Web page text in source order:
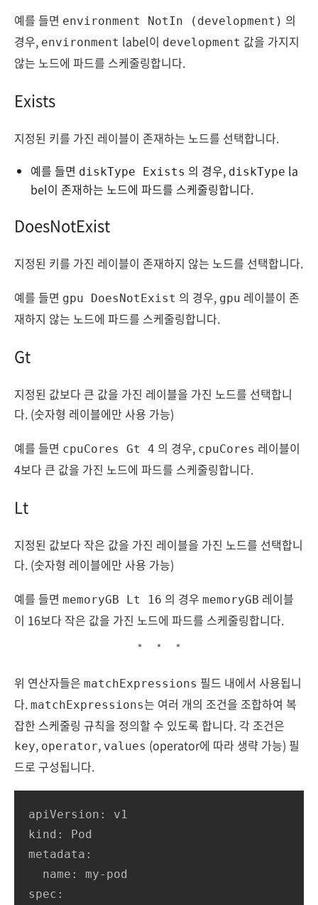
예를 들면 environment NotIn (development) 의
경우, environment label이 development 값을 가지지
않는 노드에 파드를 스케줄링합니다.
Exists
지정된 키를 가진 레이블이 존재하는 노드를 선택합니다.
예를 들면 diskType Exists 의 경우, diskType la
bel이 존재하는 노드에 파드를 스케줄링합니다.
DoesNotExist
지정된 키를 가진 레이블이 존재하지 않는 노드를 선택합니다.
예를 들면 gpu DoesNotExist 의 경우, gpu 레이블이 존
재하지 않는 노드에 파드를 스케줄링합니다.
Gt
지정된 값보다 큰 값을 가진 레이블을 가진 노드를 선택합니
다. (숫자형 레이블에만 사용 가능)
예를 들면 cpuCores Gt 4 의 경우, cpuCores 레이블이
4보다 큰 값을 가진 노드에 파드를 스케줄링합니다.
Lt
지정된 값보다 작은 값을 가진 레이블을 가진 노드를 선택합니
다. (숫자형 레이블에만 사용 가능)
예를 들면 memoryGB Lt 16 의 경우 memoryGB 레이블
이 16보다 작은 값을 가진 노드에 파드를 스케줄링합니다.
위 연산자들은 matchExpressions 필드 내에서 사용됩니
다. matchExpressions는 여러 개의 조건을 조합하여 복
잡한 스케줄링 규칙을 정의할 수 있도록 합니다. 각 조건은
key, operator, values (operator에 따라 생략 가능) 필
드로 구성됩니다.
apiVersion: v1
kind: Pod
metadata:
spec: